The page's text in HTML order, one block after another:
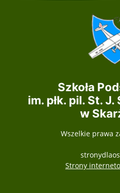
Szkoła
im. płk. pil. St.
w
Wszelkie prawa
Strony